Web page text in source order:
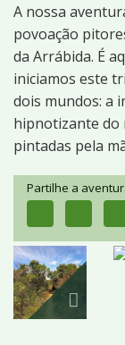
A nossa
povoação
da Arrábida. É
iniciamos este
dois mundos: a
hipnotizante do
pintadas pela
Partilhe a